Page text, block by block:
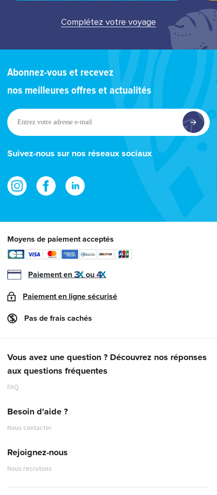
Complétez votre voyage
Abonnez-vous et recevez
nos meilleures offres et actualités
Entrez
votre
adresse
e-
Suivez-nous sur nos réseaux sociaux
Moyens de paiement acceptés
Paiement en ou
Paiement en ligne sécurisé
Pas de frais cachés
Vous avez une question ? Découvrez nos réponses
aux questions fréquentes
FAQ
Besoin d'aide ?
Nous contacter
Rejoignez-nous
Nous recrutons